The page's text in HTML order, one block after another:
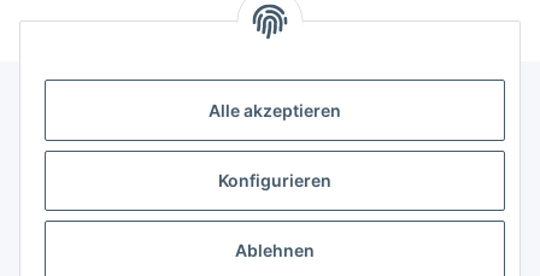
Alle akzeptieren
Konfigurieren
Ablehnen
Allgemeine Informationen
Rechtliche Infomationen